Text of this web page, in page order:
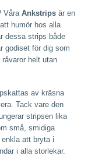
Våra Ankstrips är en
humör hos alla
dessa strips både
godiset för dig som
helt utan
av kräsna
Tack vare den
stripsen lika
små, smidiga
att bryta i
i alla storlekar.